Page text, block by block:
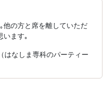
他の方と席を離していただ
います｡
なしま専科のパーティー